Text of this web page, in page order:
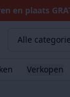
en plaats
Alle
Verkopen